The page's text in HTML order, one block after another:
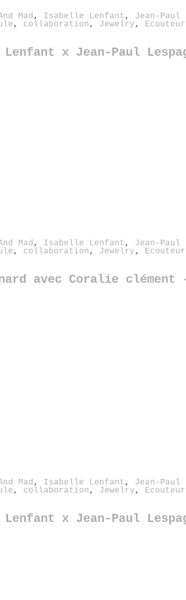
Mad , Isabelle Lenfant , Jean-Paul
, collaboration , Jewelry, Ecouteur
x Jean-Paul
Mad , Isabelle Lenfant , Jean-Paul
, collaboration , Jewelry, Ecouteur
avec Coralie clément
Mad , Isabelle Lenfant , Jean-Paul
, collaboration , Jewelry, Ecouteur
x Jean-Paul